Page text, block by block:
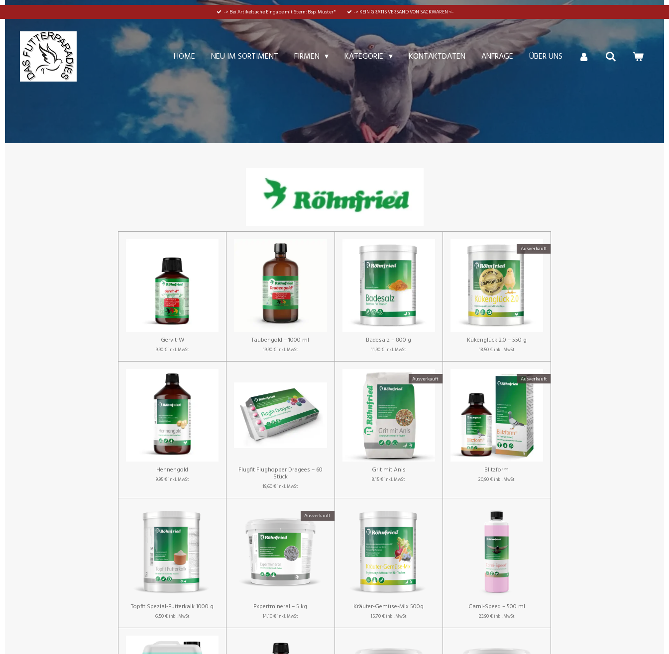
-> Bei Artikelsuche Eingabe mit Stern: Bsp. Muster* -> KEIN GRATIS VERSAND VON SACKWAREN <-
HOME NEU IM SORTIMENT FIRMEN KATEGORIE KONTAKTDATEN ANFRAGE ÜBER UNS
Gervit-W
9,90 €inkl. MwSt
Taubengold – 1000 ml
19,90 €inkl. MwSt
Badesalz – 800 g
11,90 €inkl. MwSt
Ausverkauft
Kükenglück 2.0 – 550 g
18,50 €inkl. MwSt
Hennengold
9,95 €inkl. MwSt
Flugfit Flughopper Dragees – 60
Stück
19,60 €inkl. MwSt
Ausverkauft
Grit mit Anis
8,15 €inkl. MwSt
Ausverkauft
Blitzform
20,90 €inkl. MwSt
Topfit Spezial-Futterkalk 1000 g
6,50 €inkl. MwSt
Ausverkauft
Expertmineral – 5 kg
14,10 €inkl. MwSt
Kräuter-Gemüse-Mix 500g
15,70 €inkl. MwSt
Carni-Speed – 500 ml
23,90 €inkl. MwSt